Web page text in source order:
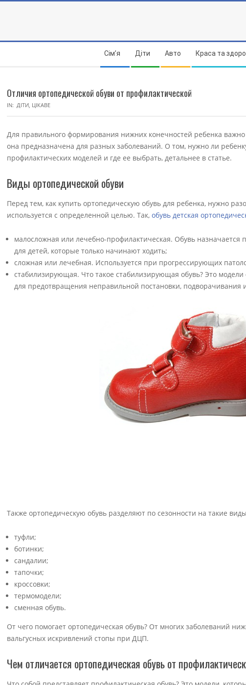
Сім’я Діти Авто Краса та
Отличия ортопедической обуви от профилактической
IN: ДІТИ, ЦІКАВЕ
Для правильного формирования нижних конечностей ребенка
она предназначена для разных заболеваний. О том, нужно ли
профилактических моделей и где ее выбрать, детальнее в статье.
Виды ортопедической обуви
Перед тем, как купить ортопедическую обувь для ребенка, нужно
используется с определенной целью. Так, обувь детская
малосложная или лечебно-профилактическая. Обувь
для детей, которые только начинают ходить;
сложная или лечебная. Используется при прогрессирующих
стабилизирующая. Что такое стабилизирующая обувь? Это
для предотвращения неправильной постановки, подворачивания
Также ортопедическую обувь разделяют по сезонности на такие
туфли;
ботинки;
сандалии;
тапочки;
кроссовки;
термомодели;
сменная обувь.
От чего помогает ортопедическая обувь? От многих заболеваний
вальгусных искривлений стопы при ДЦП.
Чем отличается ортопедическая обувь от